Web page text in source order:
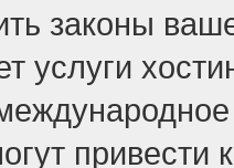
законы
услуги